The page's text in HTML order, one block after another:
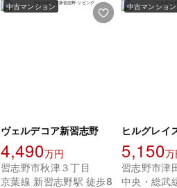
中古マンション
ヴェルデコア新習志野
4,490万円
習志野市秋津３丁目
京葉線 新習志野駅 徒歩8
中古マンション
ヒルグレイ
5,150万
習志野市津
中央・総武